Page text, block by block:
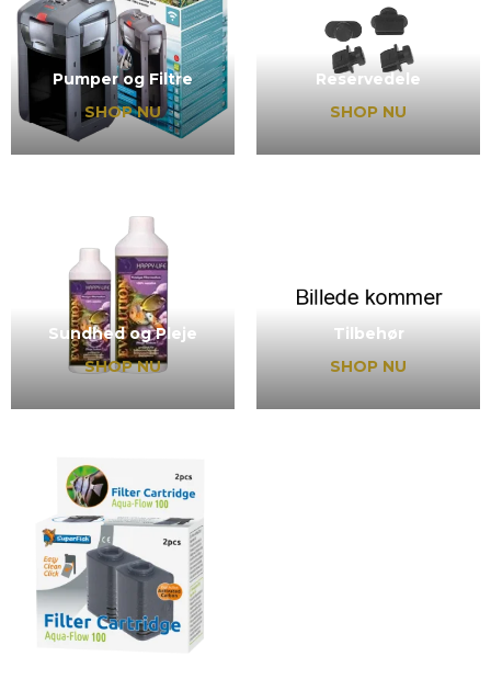
Pumper og Filtre
SHOP NU
Reservedele
SHOP NU
Sundhed og Pleje
SHOP NU
Tilbehør
SHOP NU